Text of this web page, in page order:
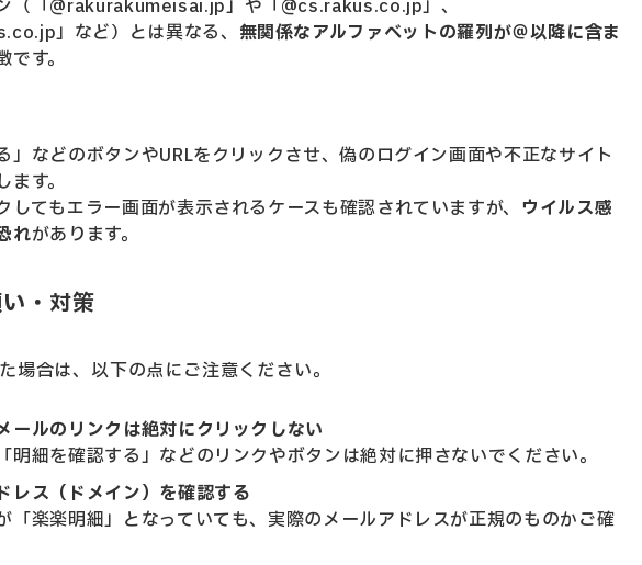
（「@rakurakumeisai.jp」や「@cs.rakus.co.jp」、
」など）とは異なる、 無関係なアルファベットの羅列が＠以降に含ま
です。
」などのボタンやURLをクリックさせ、偽のログイン画面や不正なサイト
す。
してもエラー画面が表示されるケースも確認されていますが、 ウイルス感
れがあります。
・対策
場合は、以下の点にご注意ください。
ールのリンクは絶対にクリックしない
明細を確認する」などのリンクやボタンは絶対に押さないでください。
レス（ドメイン）を確認する
「楽楽明細」となっていても、実際のメールアドレスが正規のものかご確